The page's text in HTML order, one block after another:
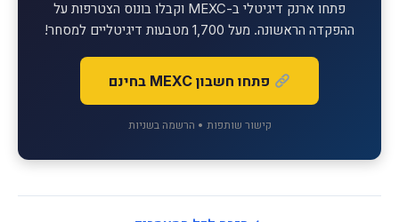
פתחו ארנק דיגיטלי ב-MEXC וקבלו בונוס הצטרפות על
ההפקדה הראשונה. מעל 1,700 מטבעות דיגיטליים למסחר!
פתחו חשבון MEXC בחינם
קישור שותפות • הרשמה בשניות